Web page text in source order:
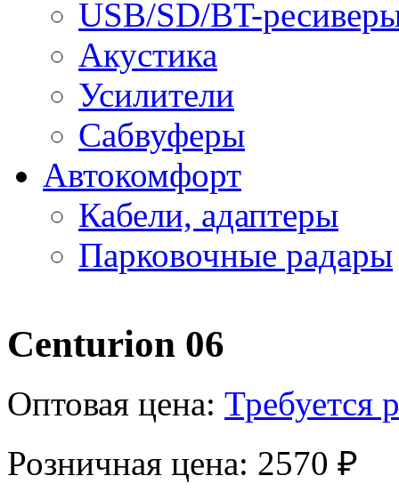
USB/SD/BT-
Акустика
Усилители
Сабвуферы
Автокомфорт
Кабели, адаптеры
Парковочные радары
Centurion 06
Оптовая цена: Требуется
Розничная цена: 2570 ₽